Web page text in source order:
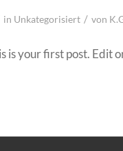
in Unkategorisiert / von
is your first post. Edit